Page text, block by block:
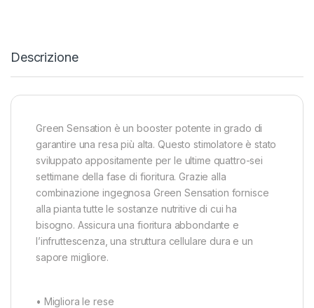
Descrizione
Green Sensation è un booster potente in grado di
garantire una resa più alta. Questo stimolatore è stato
sviluppato appositamente per le ultime quattro-sei
settimane della fase di fioritura. Grazie alla
combinazione ingegnosa Green Sensation fornisce
alla pianta tutte le sostanze nutritive di cui ha
bisogno. Assicura una fioritura abbondante e
l’infruttescenza, una struttura cellulare dura e un
sapore migliore.
• Migliora le rese